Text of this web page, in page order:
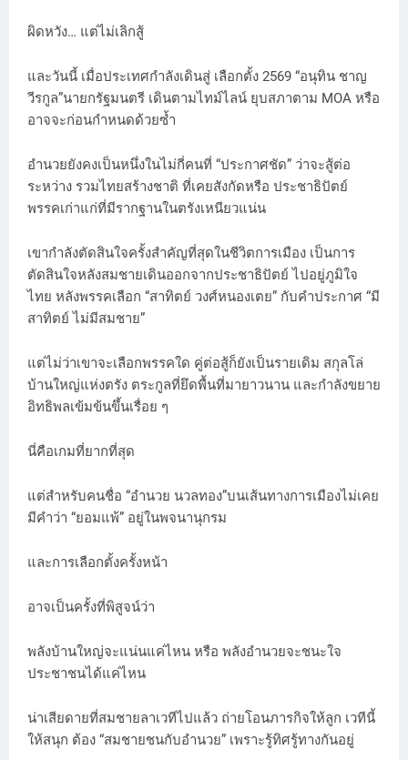
ผิดหวัง… แต่ไม่เลิกสู้
และวันนี้ เมื่อประเทศกำลังเดินสู่ เลือกตั้ง 2569 “อนุทิน ชาญ
วีรกูล”นายกรัฐมนตรี เดินตามไทม์ไลน์ ยุบสภาตาม MOA หรือ
อาจจะก่อนกำหนดด้วยซ้ำ
อำนวยยังคงเป็นหนึ่งในไม่กี่คนที่ “ประกาศชัด” ว่าจะสู้ต่อ
ระหว่าง รวมไทยสร้างชาติ ที่เคยสังกัดหรือ ประชาธิปัตย์
พรรคเก่าแก่ที่มีรากฐานในตรังเหนียวแน่น
เขากำลังตัดสินใจครั้งสำคัญที่สุดในชีวิตการเมือง เป็นการ
ตัดสินใจหลังสมชายเดินออกจากประชาธิปัตย์ ไปอยู่ภูมิใจ
ไทย หลังพรรคเลือก “สาทิตย์ วงศ์หนองเตย” กับคำประกาศ “มี
สาทิตย์ ไม่มีสมชาย”
แต่ไม่ว่าเขาจะเลือกพรรคใด คู่ต่อสู้ก็ยังเป็นรายเดิม สกุลโล่
บ้านใหญ่แห่งตรัง ตระกูลที่ยึดพื้นที่มายาวนาน และกำลังขยาย
อิทธิพลเข้มข้นขึ้นเรื่อย ๆ
นี่คือเกมที่ยากที่สุด
แต่สำหรับคนชื่อ “อำนวย นวลทอง”บนเส้นทางการเมืองไม่เคย
มีคำว่า “ยอมแพ้” อยู่ในพจนานุกรม
และการเลือกตั้งครั้งหน้า
อาจเป็นครั้งที่พิสูจน์ว่า
พลังบ้านใหญ่จะแน่นแค่ไหน หรือ พลังอำนวยจะชนะใจ
ประชาชนได้แค่ไหน
น่าเสียดายที่สมชายลาเวทีไปแล้ว ถ่ายโอนภารกิจให้ลูก เวทีนี้
ให้สนุก ต้อง “สมชายชนกับอำนวย” เพราะรู้ทิศรู้ทางกันอยู่